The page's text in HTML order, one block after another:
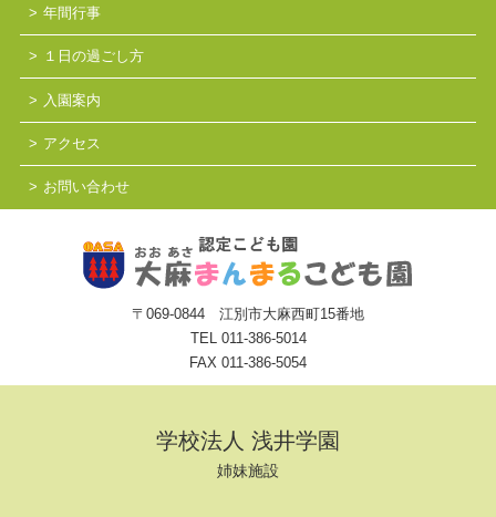
年間行事
１日の過ごし方
入園案内
アクセス
お問い合わせ
〒069-0844 江別市大麻西町15番地
TEL 011-386-5014
FAX 011-386-5054
学校法人 浅井学園
姉妹施設